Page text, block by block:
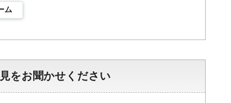
ム
をお聞かせください